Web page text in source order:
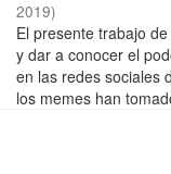
2019)
El presente trabajo
y dar a conocer el
en las redes sociales
los memes han